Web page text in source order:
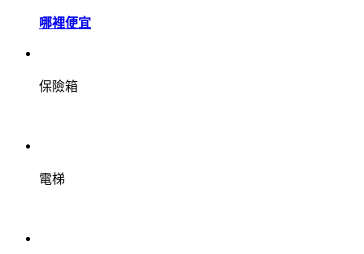
哪裡便宜
保險箱
電梯